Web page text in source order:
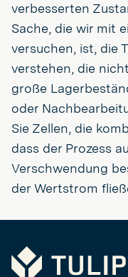
verbesserten
Sache, die wir mit
versuchen, ist, die
verstehen, die
große
oder
Sie Zellen, die
dass der Prozess
Verschwendung
der Wertstrom
Tulip